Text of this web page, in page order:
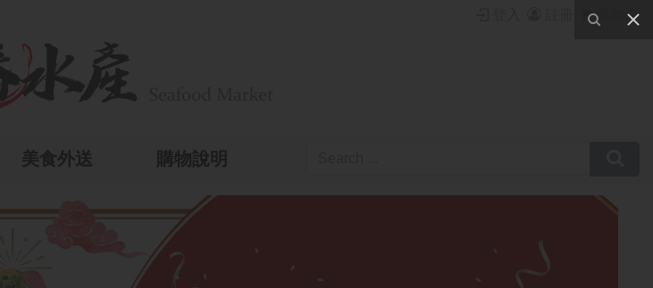
 購物車
美食外送 購物說明